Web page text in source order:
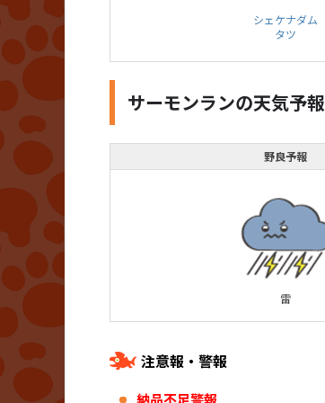
シェケナダム
タツ
サーモンランの天気予報
野良予報
雷
注意報・警報
納品不足警報